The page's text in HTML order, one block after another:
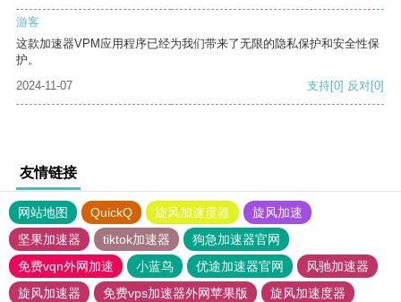
游客
这款加速器VPM应用程序已经为我们带来了无限的隐私保护和安全性保
护。
2024-11-07
支持[0] 反对[0]
友情链接
网站地图 QuickQ 旋风加速度器
旋风加速
坚果加速器
tiktok加速器
狗急加速器官网
免费vqn外网加速
小蓝鸟 优途加速器官网
风驰加速器
旋风加速器
免费vps加速器外网苹果版
旋风加速度器